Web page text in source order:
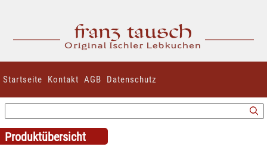
Startseite Kontakt AGB Datenschutz
Produktübersicht